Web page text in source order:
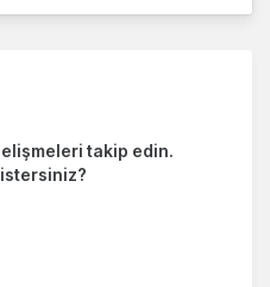
takip edin.
istersiniz?